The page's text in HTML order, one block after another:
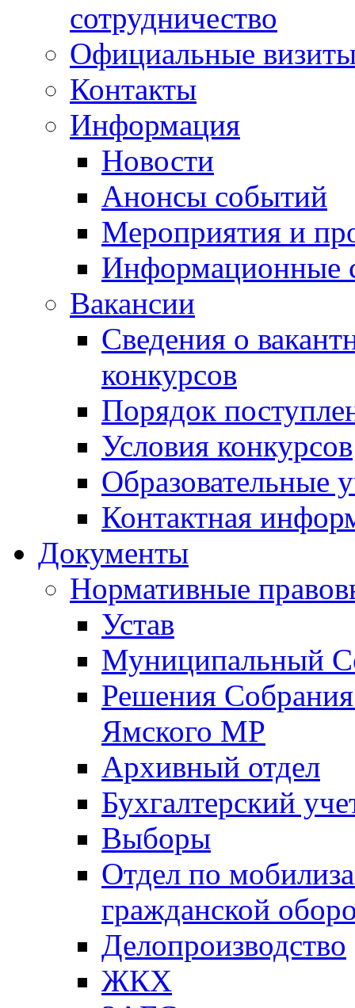
сотрудничество
Официальные
Контакты
Информация
Новости
Анонсы событий
Мероприятия и
Информационные
Вакансии
Сведения о
конкурсов
Порядок
Условия конкурсов
Образовательные
Контактная
Документы
Нормативные
Устав
Муниципальный
Решения
Ямского МР
Архивный отдел
Бухгалтерский
Выборы
Отдел по
гражданской
Делопроизводство
ЖКХ